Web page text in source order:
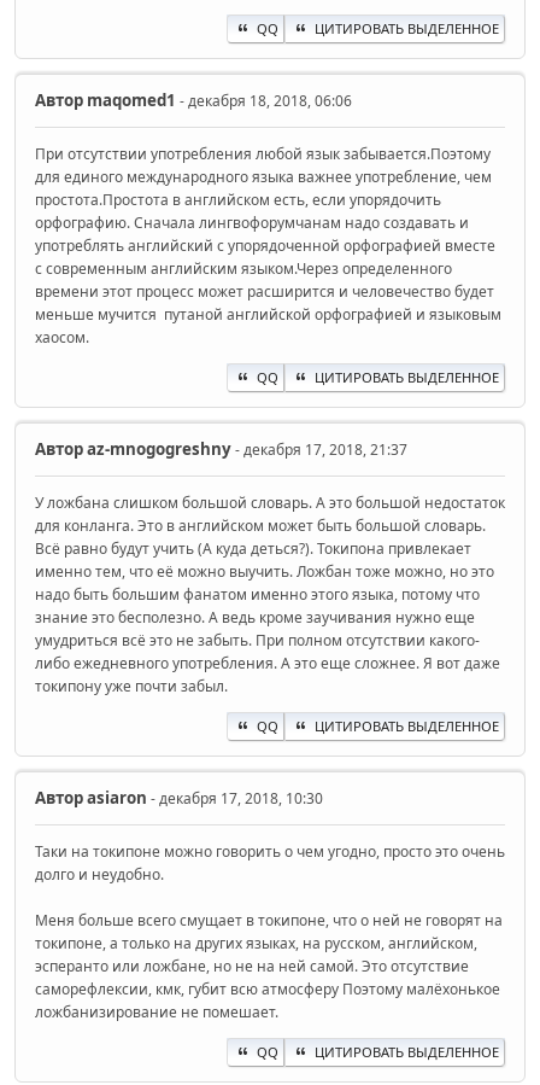
QQ ЦИТИРОВАТЬ ВЫДЕЛЕННОЕ
Автор maqomed1 - декабря 18, 2018, 06:06
При отсутствии употребления любой язык забывается.Поэтому
для единого международного языка важнее употребление, чем
простота.Простота в английском есть, если упорядочить
орфографию. Сначала лингвофорумчанам надо создавать и
употреблять английский с упорядоченной орфографией вместе
с современным английским языком.Через определенного
времени этот процесс может расширится и человечество будет
меньше мучится путаной английской орфографией и языковым
хаосом.
QQ ЦИТИРОВАТЬ ВЫДЕЛЕННОЕ
Авторaz-mnogogreshny- декабря 17, 2018, 21:37
У ложбана слишком большой словарь. А это большой недостаток
для конланга. Это в английском может быть большой словарь.
Всё равно будут учить (А куда деться?). Токипона привлекает
именно тем, что её можно выучить. Ложбан тоже можно, но это
надо быть большим фанатом именно этого языка, потому что
знание это бесполезно. А ведь кроме заучивания нужно еще
умудриться всё это не забыть. При полном отсутствии какого-
либо ежедневного употребления. А это еще сложнее. Я вот даже
токипону уже почти забыл.
QQ ЦИТИРОВАТЬ ВЫДЕЛЕННОЕ
Авторasiaron - декабря 17, 2018, 10:30
Таки на токипоне можно говорить о чем угодно, просто это очень
долго и неудобно.
Меня больше всего смущает в токипоне, что о ней не говорят на
токипоне, а только на других языках, на русском, английском,
эсперанто или ложбане, но не на ней самой. Это отсутствие
саморефлексии, кмк, губит всю атмосферу Поэтому малёхонькое
ложбанизирование не помешает.
QQ ЦИТИРОВАТЬ ВЫДЕЛЕННОЕ